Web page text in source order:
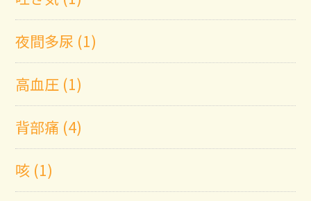
夜間多尿 (1)
高血圧 (1)
背部痛 (4)
咳 (1)